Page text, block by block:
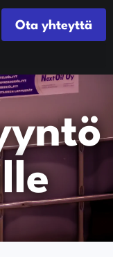
Ota yhteyttä